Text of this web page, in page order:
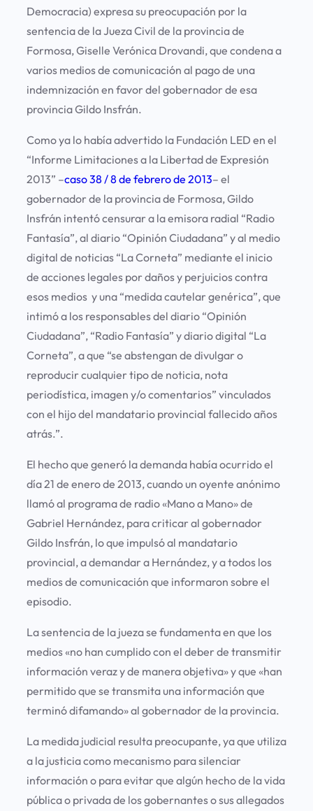
Democracia) expresa su preocupación por la
sentencia de la Jueza Civil de la provincia de
Formosa, Giselle Verónica Drovandi, que condena a
varios medios de comunicación al pago de una
indemnización en favor del gobernador de esa
provincia Gildo Insfrán.
Como ya lo había advertido la Fundación LED en el
“Informe Limitaciones a la Libertad de Expresión
2013” –caso 38 / 8 de febrero de 2013– el
gobernador de la provincia de Formosa, Gildo
Insfrán intentó censurar a la emisora radial “Radio
Fantasía”, al diario “Opinión Ciudadana” y al medio
digital de noticias “La Corneta” mediante el inicio
de acciones legales por daños y perjuicios contra
esos medios y una “medida cautelar genérica”, que
intimó a los responsables del diario “Opinión
Ciudadana”, “Radio Fantasía” y diario digital “La
Corneta”, a que “se abstengan de divulgar o
reproducir cualquier tipo de noticia, nota
periodística, imagen y/o comentarios” vinculados
con el hijo del mandatario provincial fallecido años
atrás.”.
El hecho que generó la demanda había ocurrido el
día 21 de enero de 2013, cuando un oyente anónimo
llamó al programa de radio «Mano a Mano» de
Gabriel Hernández, para criticar al gobernador
Gildo Insfrán, lo que impulsó al mandatario
provincial, a demandar a Hernández, y a todos los
medios de comunicación que informaron sobre el
episodio.
La sentencia de la jueza se fundamenta en que los
medios «no han cumplido con el deber de transmitir
información veraz y de manera objetiva» y que «han
permitido que se transmita una información que
terminó difamando» al gobernador de la provincia.
La medida judicial resulta preocupante, ya que utiliza
a la justicia como mecanismo para silenciar
información o para evitar que algún hecho de la vida
pública o privada de los gobernantes o sus allegados